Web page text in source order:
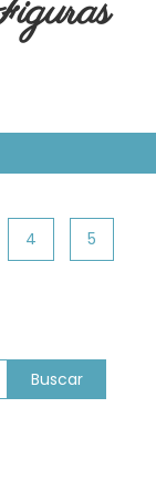
4
5
Buscar: